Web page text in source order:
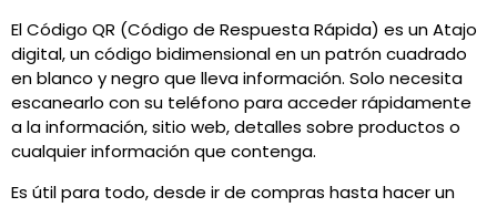
El Código QR (Código de Respuesta Rápida) es un Atajo
digital, un código bidimensional en un patrón cuadrado
en blanco y negro que lleva información. Solo necesita
escanearlo con su teléfono para acceder rápidamente
a la información, sitio web, detalles sobre productos o
cualquier información que contenga.
Es útil para todo, desde ir de compras hasta hacer un